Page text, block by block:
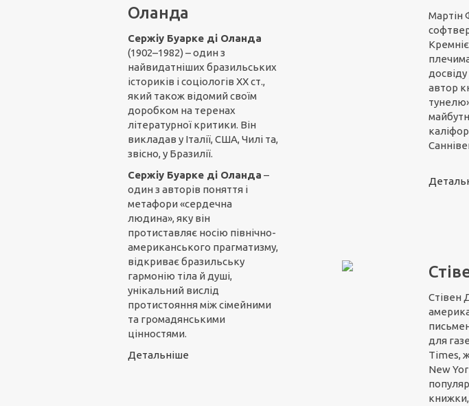
Оланда
Сержіу Буарке ді Оланда
(1902–1982) – один з
найвидатніших бразильських
істориків і соціологів ХХ ст.,
який також відомий своїм
доробком на теренах
літературної критики. Він
викладав у Італії, США, Чилі та,
звісно, у Бразилії.
Сержіу Буарке ді Оланда –
один з авторів поняття і
метафори «сердечна
людина», яку він
протиставляє носію північно-
американського прагматизму,
відкриває бразильську
гармонію тіла й душі,
унікальний вислід
протистояння між сімейними
та громадянськими
цінностями.
Детальніше
Мартін
автор
Стівен
для
Times,
New
книжки,